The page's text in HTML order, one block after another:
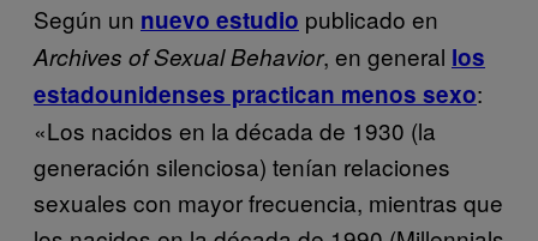
Según un nuevo estudio publicado en
Archives of Sexual Behavior, en general los
estadounidenses practican menos sexo:
«Los nacidos en la década de 1930 (la
generación silenciosa) tenían relaciones
sexuales con mayor frecuencia, mientras que